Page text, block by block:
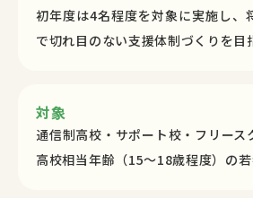
初年度は4名程度を対象に実施し、
で切れ目のない支援体制づくりを目
対象
通信制高校・サポート校・フリース
高校相当年齢（15〜18歳程度）の